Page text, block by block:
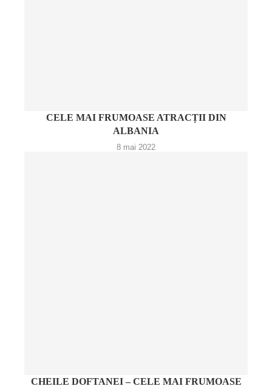
CELE MAI FRUMOASE ATRACȚII DIN
ALBANIA
8 mai 2022
CHEILE DOFTANEI – CELE MAI FRUMOASE